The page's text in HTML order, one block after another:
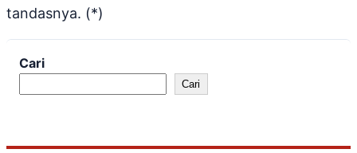
tandasnya. (*)
Cari
Cari